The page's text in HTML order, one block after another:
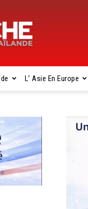
L’ Asie En Europe